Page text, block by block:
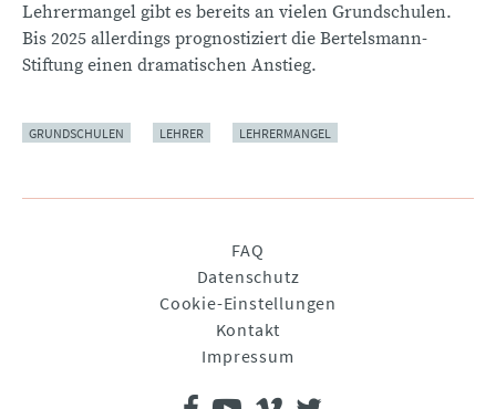
Lehrermangel gibt es bereits an vielen Grundschulen.
Bis 2025 allerdings prognostiziert die Bertelsmann-
Stiftung einen dramatischen Anstieg.
GRUNDSCHULEN LEHRER LEHRERMANGEL
FAQ
Datenschutz
Cookie-Einstellungen
Kontakt
Impressum